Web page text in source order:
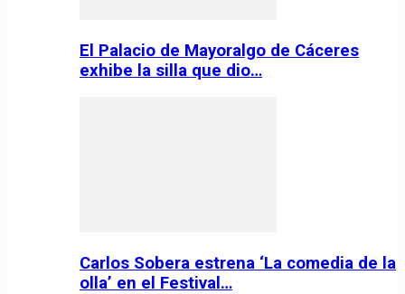
El Palacio de Mayoralgo de Cáceres
exhibe la silla que dio…
Carlos Sobera estrena ‘La comedia de la
olla’ en el Festival…